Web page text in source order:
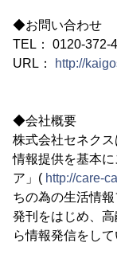
◆お問い合わせ
TEL： 0120-
URL：
http://
◆会社概要
株式会社セネク
情報提供を基本
ア」( http://care-
ちの為の生活情
発刊をはじめ、
ら情報発信をして